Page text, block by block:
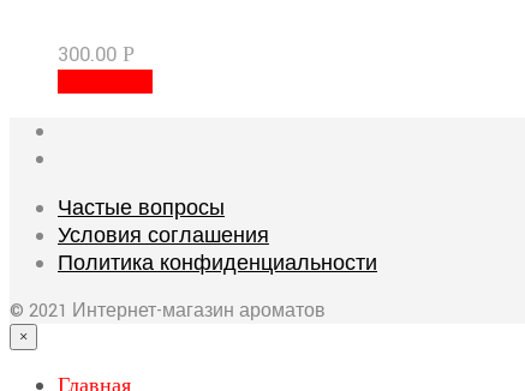
300.00 Р
Частые вопросы
Условия соглашения
Политика конфиденциальности
© 2021 Интернет-магазин ароматов
×
Главная